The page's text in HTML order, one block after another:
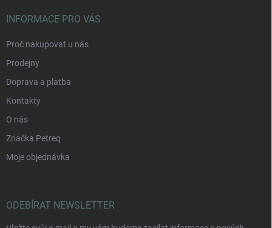
INFORMACE PRO VÁS
Proč nakupovat u nás
Prodejny
Doprava a platba
Kontakty
O nás
Značka Petreq
Moje objednávka
ODEBÍRAT NEWSLETTER